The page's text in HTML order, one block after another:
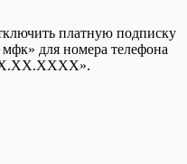
платную подписку
для номера телефона